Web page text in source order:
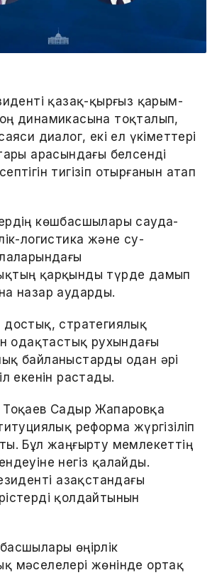
қазақ-қырғыз қарым-
динамикасына тоқталып,
диалог, екі ел үкіметтері
арасындағы белсенді
тигізіп отырғанын атап
көшбасшылары сауда-
логистика және су-
қарқынды түрде дамып
назар аударды.
достық, стратегиялық
одақтастық рухындағы
байланыстарды одан әрі
екенін растады.
Садыр Жапаровқа
реформа жүргізіліп
Бұл жаңғырту мемлекеттің
негіз қалайды.
Қазақстандағы
қолдайтынын
өңірлік
мәселелері жөнінде ортақ